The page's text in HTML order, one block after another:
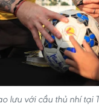
lưu với cầu thủ nhí